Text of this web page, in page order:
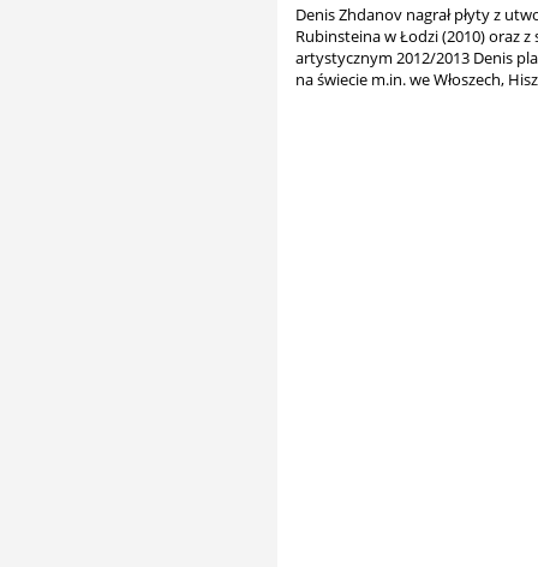
Denis Zhdanov nagrał płyty z
Rubinsteina w Łodzi (2010) oraz
artystycznym 2012/2013 Denis
na świecie m.in. we Włoszech,